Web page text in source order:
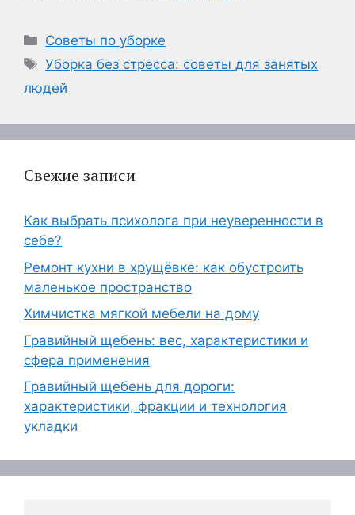
Рубрики
Советы по уборке
Метки
Уборка без стресса: советы для занятых
людей
Свежие записи
Как выбрать психолога при неуверенности в
себе?
Ремонт кухни в хрущёвке: как обустроить
маленькое пространство
Химчистка мягкой мебели на дому
Гравийный щебень: вес, характеристики и
сфера применения
Гравийный щебень для дороги:
характеристики, фракции и технология
укладки